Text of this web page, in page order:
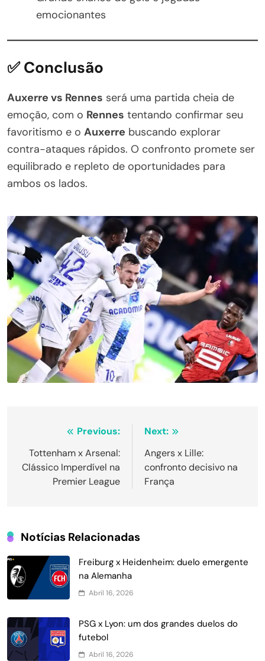
emocionantes
✅ Conclusão
Auxerre vs Rennes será uma partida cheia de
emoção, com o Rennes tentando confirmar seu
favoritismo e o Auxerre buscando explorar
contra-ataques rápidos. O confronto promete ser
equilibrado e repleto de oportunidades para
ambos os lados.
Navegação
de
Post
Previous:
Tottenham x Arsenal:
Clássico Imperdível na
Premier League
Next:
Angers x Lille:
confronto decisivo na
França
Notícias Relacionadas
Freiburg x Heidenheim: duelo emergente
na Alemanha
Abril 16, 2026
PSG x Lyon: um dos grandes duelos do
futebol
Abril 16, 2026